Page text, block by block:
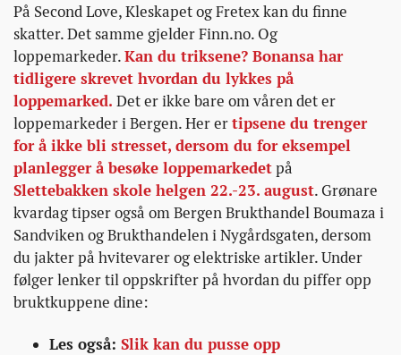
På Second Love, Kleskapet og Fretex kan du finne
skatter. Det samme gjelder Finn.no. Og
loppemarkeder.Kan du triksene? Bonansa har
tidligere skrevet hvordan du lykkes på
loppemarked. Det er ikke bare om våren det er
loppemarkeder i Bergen. Her ertipsene du trenger
for å ikke bli stresset, dersom du for eksempel
planlegger å besøke loppemarkedetpå
Slettebakken skole helgen 22.-23. august. Grønare
kvardag tipser også om Bergen Brukthandel Boumaza i
Sandviken og Brukthandelen i Nygårdsgaten, dersom
du jakter på hvitevarer og elektriske artikler. Under
følger lenker til oppskrifter på hvordan du piffer opp
bruktkuppene dine:
Les også: Slik kan du pusse opp